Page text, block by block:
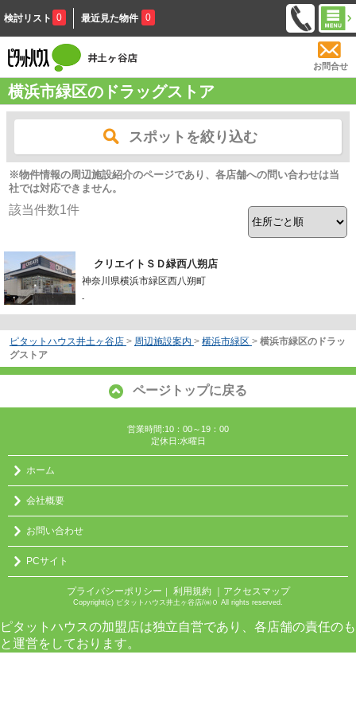
検討リスト 0 最近見た物件 0
お問合せ
横浜市緑区のドラッグストア
スポットを絞り込む
※物件情報の周辺施設紹介のページであり、各店舗への問い合わせは当
社では対応できません。
該当件数1件
クリエイトＳＤ緑西八朔店
神奈川県横浜市緑区西八朔町
-
ピタットハウス井土ヶ谷店 > 周辺施設案内 > 横浜市緑区 > 横浜市緑区のドラッ
グストア
ページトップに戻る
営業時間:10：00～19：00
定休日:水曜日
ホーム
会社概要
お問い合わせ
PCサイト
プライバシーポリシー ｜ 利用規約 ｜アクセスマップ
Copyright(c) ピタットハウス井土ヶ谷店/㈱０ All rights reserved.
ピタットハウスの加盟店は独立自営であり、各店舗の責任のも
と運営をしております。